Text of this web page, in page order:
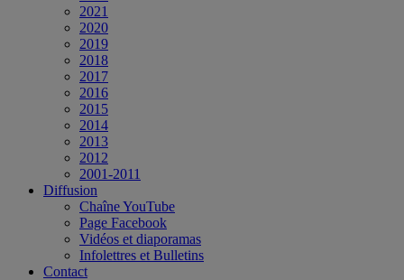
2021
2020
2019
2018
2017
2016
2015
2014
2013
2012
2001-2011
Diffusion
Chaîne YouTube
Page Facebook
Vidéos et diaporamas
Infolettres et Bulletins
Contact